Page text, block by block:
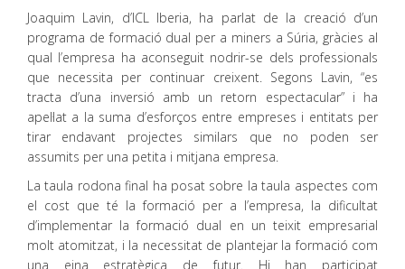
Joaquim Lavin, d’ICL Iberia, ha parlat de la creació d’un
programa de formació dual per a miners a Súria, gràcies al
qual l’empresa ha aconseguit nodrir-se dels professionals
que necessita per continuar creixent. Segons Lavin, “es
tracta d’una inversió amb un retorn espectacular” i ha
apel·lat a la suma d’esforços entre empreses i entitats per
tirar endavant projectes similars que no poden ser
assumits per una petita i mitjana empresa.
La taula rodona final ha posat sobre la taula aspectes com
el cost que té la formació per a l’empresa, la dificultat
d’implementar la formació dual en un teixit empresarial
molt atomitzat, i la necessitat de plantejar la formació com
una eina estratègica de futur. Hi han participat